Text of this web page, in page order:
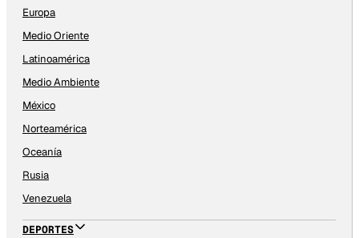
Europa
Medio Oriente
Latinoamérica
Medio Ambiente
México
Norteamérica
Oceanía
Rusia
Venezuela
DEPORTES